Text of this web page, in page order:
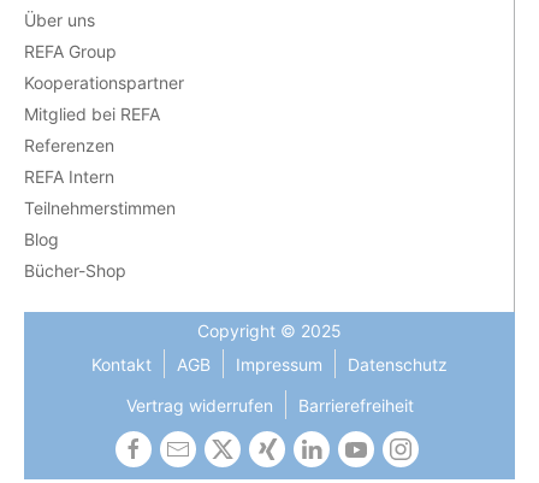
Über uns
REFA Group
Kooperationspartner
Mitglied bei REFA
Referenzen
REFA Intern
Teilnehmerstimmen
Blog
Bücher-Shop
Copyright © 2025
Kontakt
AGB Impressum
Datenschutz
Vertrag widerrufen
Barrierefreiheit